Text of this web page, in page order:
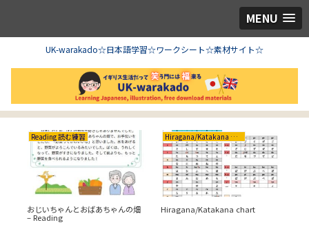
MENU
UK-warakado☆日本語学習☆ワークシート☆素材サイト☆
Reading 読む練習
おじいちゃんとおばあちゃんの畑
– Reading
Hiragana/Katakana ひらがな/カタカナ
Hiragana/Katakana chart